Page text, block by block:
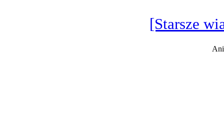
[Starsze